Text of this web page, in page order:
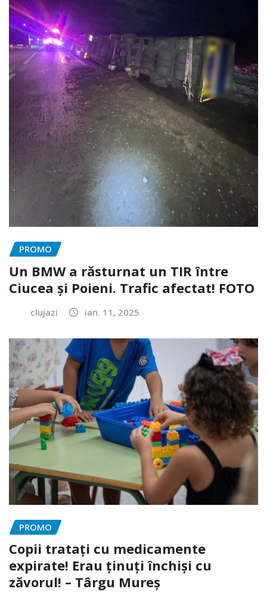
PROMO
Un BMW a răsturnat un TIR între
Ciucea și Poieni. Trafic afectat! FOTO
clujazi ian. 11, 2025
PROMO
Copii tratați cu medicamente
expirate! Erau ținuți închiși cu
zăvorul! – Târgu Mureș